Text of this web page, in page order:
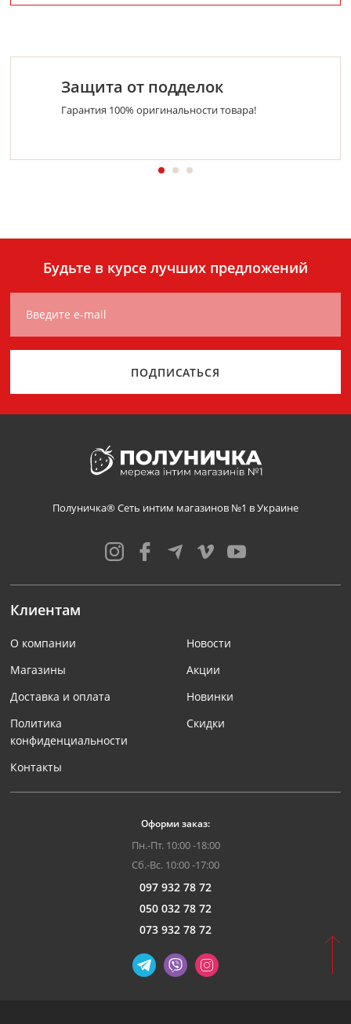
Защита от подделок
Гарантия 100% оригинальности товара!
Будьте в курсе лучших предложений
Введите e-mail
ПОДПИСАТЬСЯ
Полуничка® Сеть интим магазинов №1 в Украине
Клиентам
О компании
Магазины
Доставка и оплата
Политика
конфиденциальности
Контакты
Новости
Акции
Новинки
Скидки
Оформи заказ:
Пн.-Пт. 10:00 -18:00
Сб.-Вс. 10:00 -17:00
097 932 78 72
050 032 78 72
073 932 78 72